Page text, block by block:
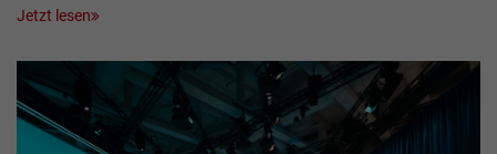
Jetzt lesen